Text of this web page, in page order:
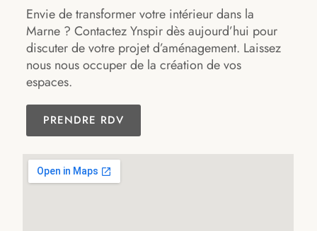
Envie de transformer votre intérieur dans la
Marne ? Contactez Ynspir dès aujourd’hui pour
discuter de votre projet d’aménagement. Laissez
nous nous occuper de la création de vos
espaces.
PRENDRE RDV